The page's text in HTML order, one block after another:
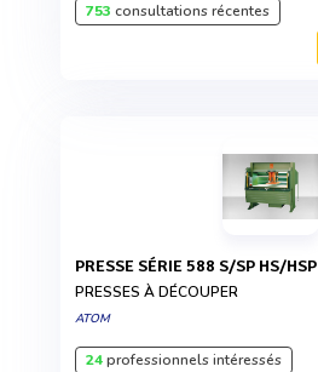
753 consultations récentes
PRESSE SÉRIE 588 S/SP HS/HSP
PRESSES À DÉCOUPER
ATOM
24professionnels intéressés